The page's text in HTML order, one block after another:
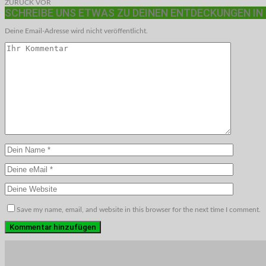
ZURÜCK VOR
SCHREIBE UNS ETWAS ZU DEINEN ENTDECKUNGEN IN
Deine Email-Adresse wird nicht veröffentlicht.
Save my name, email, and website in this browser for the next time I comment.